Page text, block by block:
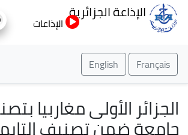
إلى
الإذاعة الجزائرية
الإذاعات
Français
English